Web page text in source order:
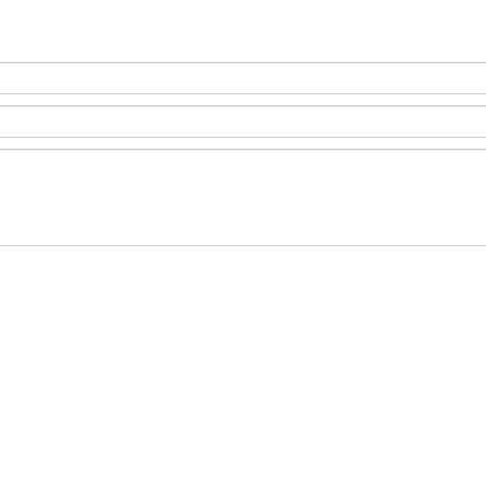
del tipo
servicios de
loción
ducha, etc. A
profesionales de la industria,
compartir nuestra pasión por la
artesanía de calidad y el diseño
suministros
número
que requiere